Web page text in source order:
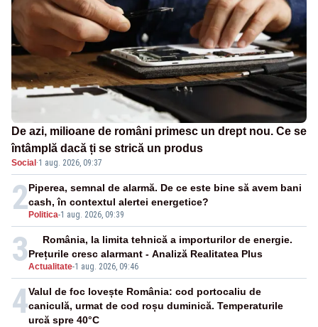
De azi, milioane de români primesc un drept nou. Ce se
întâmplă dacă ți se strică un produs
Social ·1 aug. 2026, 09:37
2 Politica-1 aug. 2026, 09:39
Piperea, semnal de alarmă. De ce este bine să avem bani
cash, în contextul alertei energetice?
3Actualitate-1 aug. 2026, 09:46
România, la limita tehnică a importurilor de energie.
Prețurile cresc alarmant - Analiză Realitatea Plus
4Valul de foc lovește România: cod portocaliu de
caniculă, urmat de cod roșu duminică. Temperaturile
urcă spre 40°C